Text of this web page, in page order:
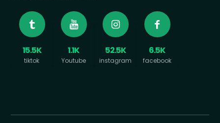
15.5K
tiktok
1.1K
Youtube
52.5K
instagram
6.5K
facebook